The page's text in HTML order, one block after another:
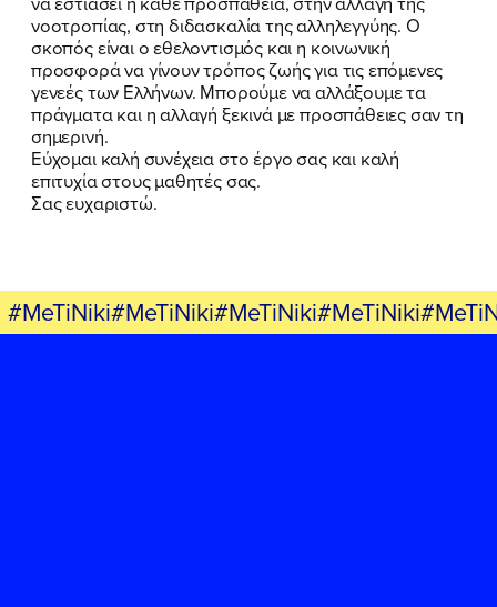
νοοτροπίας, στη διδασκαλία της αλληλεγγύης. Ο
σκοπός είναι ο εθελοντισμός και η κοινωνική
προσφορά να γίνουν τρόπος ζωής για τις επόμενες
γενεές των Ελλήνων. Μπορούμε να αλλάξουμε τα
πράγματα και η αλλαγή ξεκινά με προσπάθειες σαν τη
σημερινή.
Εύχομαι καλή συνέχεια στο έργο σας και καλή
επιτυχία στους μαθητές σας.
Σας ευχαριστώ.